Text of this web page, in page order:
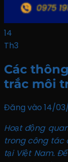
14
Th3
Các
trắc môi
Đăng vào 14/
Hoạt động
trong công tác
tại Việt Nam.